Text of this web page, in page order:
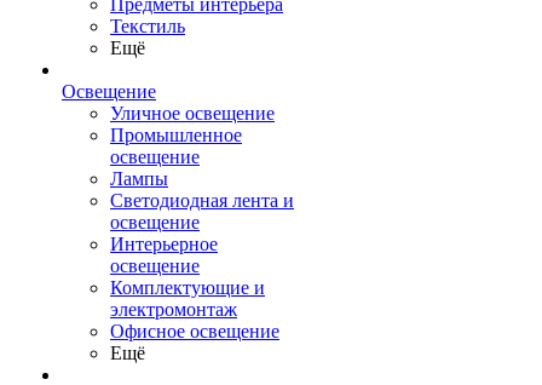
Предметы интерьера
Текстиль
Ещё
Освещение
Уличное освещение
Промышленное
освещение
Лампы
Светодиодная лента и
освещение
Интерьерное
освещение
Комплектующие и
электромонтаж
Офисное освещение
Ещё